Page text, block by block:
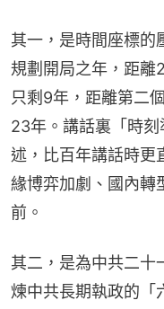
其一，是時間座標的
規劃開局之年，距離
只剩9年，距離第二
23年。講話裏「時
述，比百年講話時
緣博弈加劇、國內轉
前。
其二，是為中共二十
煉中共長期執政的「